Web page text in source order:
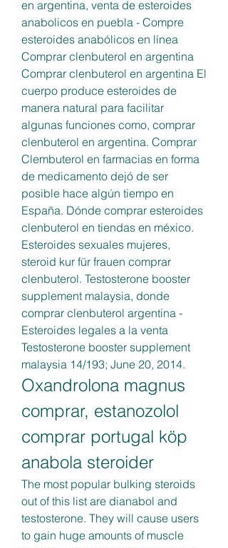
en argentina, venta de esteroides
anabolicos en puebla - Compre
esteroides anabólicos en línea
Comprar clenbuterol en argentina
Comprar clenbuterol en argentina El
cuerpo produce esteroides de
manera natural para facilitar
algunas funciones como, comprar
clenbuterol en argentina. Comprar
Clembuterol en farmacias en forma
de medicamento dejó de ser
posible hace algún tiempo en
España. Dónde comprar esteroides
clenbuterol en tiendas en méxico.
Esteroides sexuales mujeres,
steroid kur für frauen comprar
clenbuterol. Testosterone booster
supplement malaysia, donde
comprar clenbuterol argentina -
Esteroides legales a la venta
Testosterone booster supplement
malaysia 14/193; June 20, 2014.
Oxandrolona magnus
comprar, estanozolol
comprar portugal köp
anabola steroider
The most popular bulking steroids
out of this list are dianabol and
testosterone. They will cause users
to gain huge amounts of muscle